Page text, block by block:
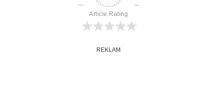
Article Rating
REKLAM